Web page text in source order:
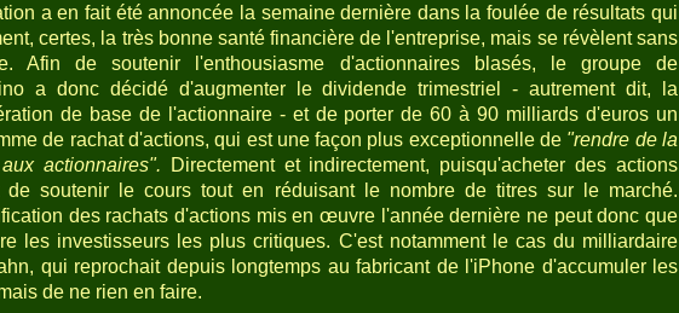
a en fait été annoncée la semaine dernière dans la foulée de résultats qui
certes, la très bonne santé financière de l'entreprise, mais se révèlent sans
Afin de soutenir l'enthousiasme d'actionnaires blasés, le groupe de
a donc décidé d'augmenter le dividende trimestriel - autrement dit, la
de base de l'actionnaire - et de porter de 60 à 90 milliards d'euros un
de rachat d'actions, qui est une façon plus exceptionnelle de "rendre de la
actionnaires". Directement et indirectement, puisqu'acheter des actions
de soutenir le cours tout en réduisant le nombre de titres sur le marché.
des rachats d'actions mis en œuvre l'année dernière ne peut donc que
les investisseurs les plus critiques. C'est notamment le cas du milliardaire
qui reprochait depuis longtemps au fabricant de l'iPhone d'accumuler les
de ne rien en faire.